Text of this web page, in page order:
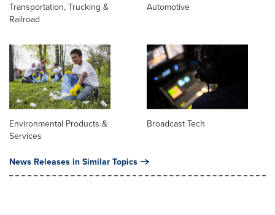
Transportation, Trucking &
Railroad
Automotive
Environmental Products &
Services
Broadcast Tech
News Releases in Similar Topics